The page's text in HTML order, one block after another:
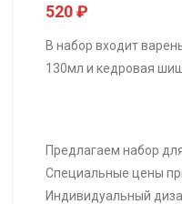
520₽
В набор входит
130мл и кедровая
Предлагаем набор
Специальные цены
Индивидуальный